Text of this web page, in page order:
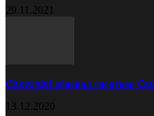
29.11.2021
Chevrolet обновил спорткар
13.12.2020